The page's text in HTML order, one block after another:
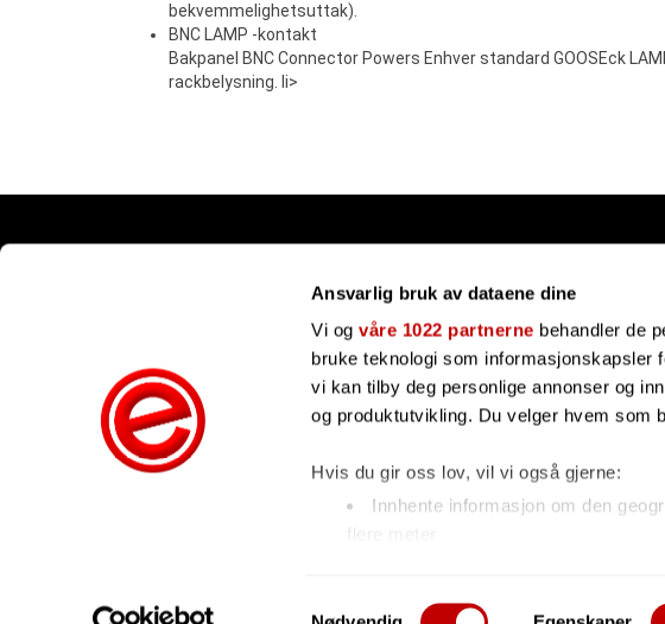
Ansvarlig bruk av dataene dine
Vi ogvåre 1022 partnerne behandler de
bruke teknologi som informasjonskapsler
vi kan tilby deg personlige annonser og
og produktutvikling. Du velger hvem som
Hvis du gir oss lov, vil vi også gjerne:
Innhente informasjon om den
flere meter
Samtykkevalg
bekvemmelighetsuttak).
BNC LAMP -kontakt
Bakpanel BNC Connector Powers Enhver standard GOOSEck
rackbelysning. li>
Bli forhandler
Ofte stilte spørsmål